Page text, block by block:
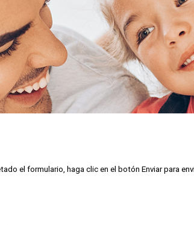
el formulario, haga clic en el botón Enviar para